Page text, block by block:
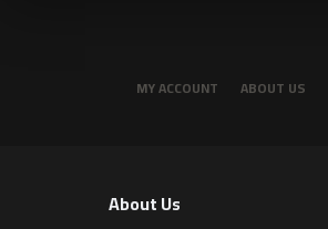
ABOUT US
MY ACCOUNT
About Us